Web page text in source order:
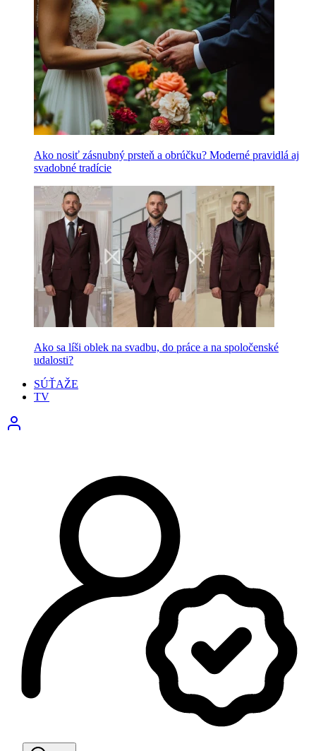
Ako nosiť zásnubný prsteň a obrúčku? Moderné pravidlá aj
svadobné tradície
Ako sa líši oblek na svadbu, do práce a na spoločenské
udalosti?
SÚŤAŽE
TV